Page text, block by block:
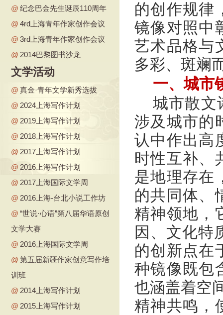
@ 纪念巴金先生诞辰110周年
@ 4rd上海青年作家创作会议
@ 3rd上海青年作家创作会议
@ 2014巴黎图书沙龙
文学活动
@ 真金·青年文学新秀选拔
@ 2024上海写作计划
@ 2019上海写作计划
@ 2018上海写作计划
@ 2017上海写作计划
@ 2016上海写作计划
@ 2017上海国际文学周
@ 2016上海-台北小说工作坊
@ “世说·心语”第八届华语原创
文学大赛
@ 2016上海国际文学周
@ 第五届新疆作家创意写作培
训班
@ 2014上海写作计划
@ 2015上海写作计划
的创作规律
镜像对照中
艺术品格与
多彩、斑斓
一、城市
城市散文
涉及城市的
认中作出高
时性互补、
是地理存在
的共同体、
精神领地，
因、文化特
的创新点在
种镜像既包
也涵盖着空
精神共鸣，